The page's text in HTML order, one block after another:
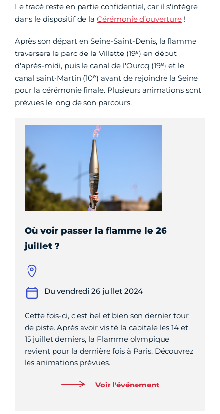
Le tracé reste en partie confidentiel, car il s'intègre
dans le dispositif de la Cérémonie d’ouverture !
Après son départ en Seine-Saint-Denis, la flamme
traversera le parc de la Villette (19e) en début
d'après-midi, puis le canal de l'Ourcq (19e) et le
canal saint-Martin (10e) avant de rejoindre la Seine
pour la cérémonie finale. Plusieurs animations sont
prévues le long de son parcours.
Où voir passer la flamme le 26
juillet ?
Du vendredi 26 juillet 2024
Cette fois-ci, c'est bel et bien son dernier tour
de piste. Après avoir visité la capitale les 14 et
15 juillet derniers, la Flamme olympique
revient pour la dernière fois à Paris. Découvrez
les animations prévues.
Voir l'événement